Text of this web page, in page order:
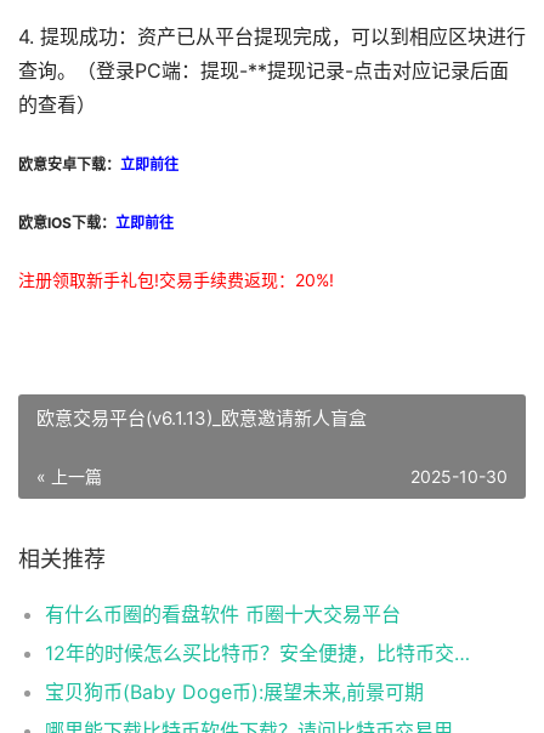
4. 提现成功：资产已从平台提现完成，可以到相应区块进行
查询。（登录PC端：提现-**提现记录-点击对应记录后面
的查看）
欧意安卓下载： 立即前往
欧意IOS下载： 立即前往
注册领取新手礼包!交易手续费返现：20%!
欧意交易平台(v6.1.13)_欧意邀请新人盲盒
« 上一篇 2025-10-30
相关推荐
有什么币圈的看盘软件 币圈十大交易平台
12年的时候怎么买比特币？安全便捷，比特币交易首选
宝贝狗币(Baby Doge币):展望未来,前景可期